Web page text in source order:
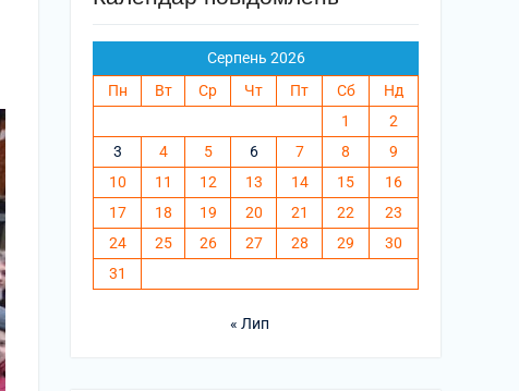
Серпень 2026
Пн
Вт Ср Чт Пт Сб
Нд
1
2
3
4 5 6 7 8
9
10
11 12 13 14 15
16
17
18 19 20 21 22
23
24
25 26 27 28 29
30
31
« Лип